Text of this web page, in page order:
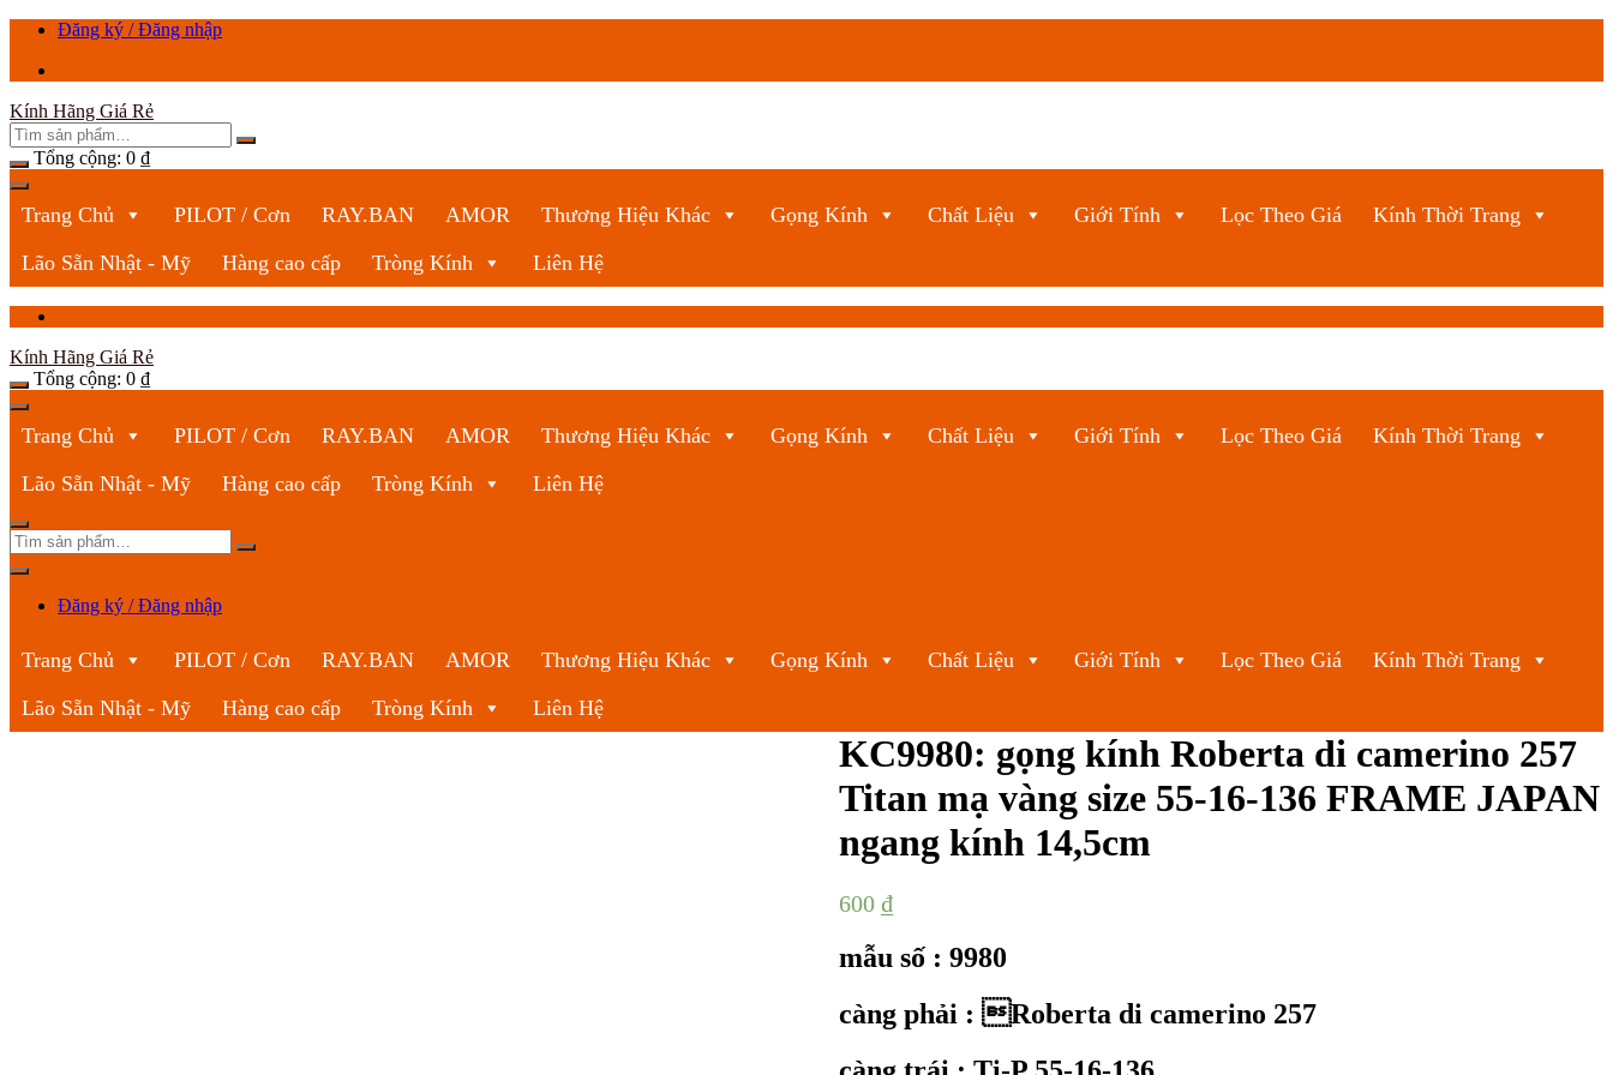
ChuyểnĐăng ký / Đăng nhập
Kính Hãng Giá Rẻ
Tổng cộng: 0 ₫
Trang Chủ PILOT / Cơn RAY.BAN AMOR Thương Hiệu Khác Gọng Kính Chất Liệu Giới Tính Lọc Theo Giá
Kính Thời Trang
Lão Sẵn Nhật - Mỹ
Hàng cao cấp Tròng Kính Liên Hệ
Kính Hãng Giá Rẻ
Tổng cộng: 0 ₫
Trang Chủ PILOT / Cơn RAY.BAN AMOR Thương Hiệu Khác Gọng Kính Chất Liệu Giới Tính Lọc Theo Giá
Kính Thời Trang
Lão Sẵn Nhật - Mỹ
Hàng cao cấp Tròng Kính Liên Hệ
Đăng ký / Đăng nhập
Trang Chủ PILOT / Cơn RAY.BAN AMOR Thương Hiệu Khác Gọng Kính Chất Liệu Giới Tính Lọc Theo Giá
Kính Thời Trang
Lão Sẵn Nhật - Mỹ
Hàng cao cấp Tròng Kính Liên Hệ
KC9980: gọng kính Roberta di camerino 257
Titan mạ vàng size 55-16-136 FRAME JAPAN
ngang kính 14,5cm
600 ₫
mẫu số : 9980
càng phải : Roberta di camerino 257